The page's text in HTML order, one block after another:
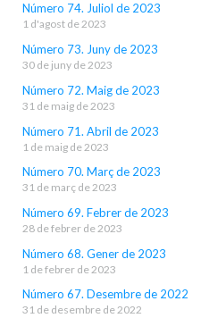
Número 74. Juliol de 2023
1 d'agost de 2023
Número 73. Juny de 2023
30 de juny de 2023
Número 72. Maig de 2023
31 de maig de 2023
Número 71. Abril de 2023
1 de maig de 2023
Número 70. Març de 2023
31 de març de 2023
Número 69. Febrer de 2023
28 de febrer de 2023
Número 68. Gener de 2023
1 de febrer de 2023
Número 67. Desembre de 2022
31 de desembre de 2022